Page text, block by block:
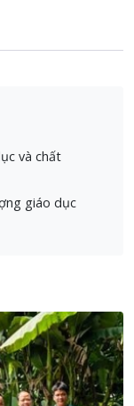
và chất
giáo dục